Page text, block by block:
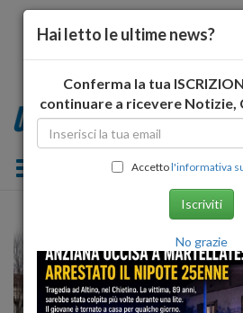
Toggle navigation
Hai letto le ultime news?
Conferma la tua
continuare a ricevere Notizie,
Accettol'informativa
Iscriviti
No grazie